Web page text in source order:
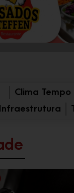
Clima Tempo
Infraestrutura